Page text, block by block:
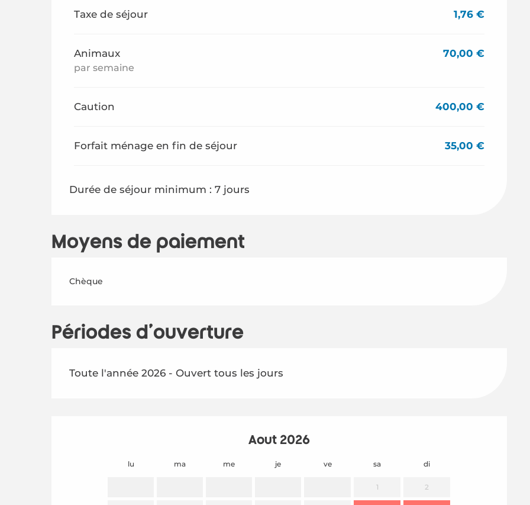
Taxe de séjour 1,76 €
Animaux
par semaine
70,00 €
Caution 400,00 €
Forfait ménage en fin de séjour 35,00 €
Durée de séjour minimum : 7 jours
Moyens de paiement
Chèque
Périodes d'ouverture
Toute l'année 2026 - Ouvert tous les jours
Août 2026
lu ma me je ve sa di
1 2